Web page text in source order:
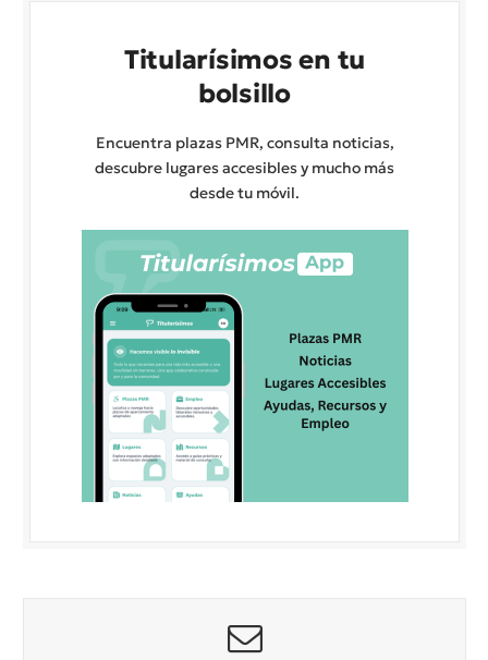
Titularísimos en tu
bolsillo
Encuentra plazas PMR, consulta noticias,
descubre lugares accesibles y mucho más
desde tu móvil.